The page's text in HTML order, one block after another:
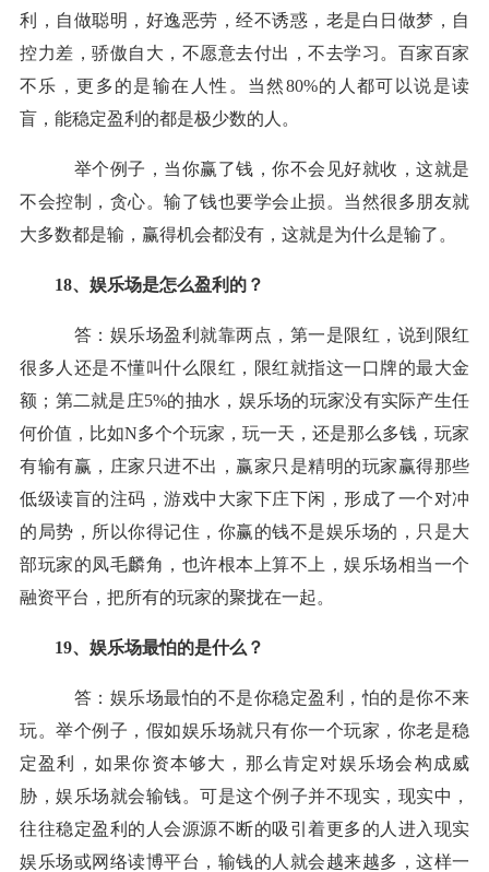
利，自做聪明，好逸恶劳，经不诱惑，老是白日做梦，自
控力差，骄傲自大，不愿意去付出，不去学习。百家百家
不乐，更多的是输在人性。当然80%的人都可以说是读
盲，能稳定盈利 的都是极少数的人。
举个例子，当你赢了钱，你不会见好就收，这就是
不会控制，贪心。 输了钱也要学会止损。当然很多朋友就
大多数都是输 ， 赢得机会都没有，这就是为什么是输了。
18、 娱乐场是怎么盈利的？
答： 娱乐场盈利就靠两点，第一是限红，说到限红
很多人还是不懂叫什么限红，限红就指这一口牌的最大金
额；第二就是庄5%的抽水， 娱乐场的玩家没有实际产生任
何价值，比如N多个个玩家，玩一天，还是那么多钱，玩家
有输有赢 ，庄家只进不出， 赢家只是精明的玩家赢得那些
低级读盲的注码，游戏中大家下庄下闲，形成了一个对冲
的局势，所以你得记住，你赢的钱不是娱乐场的，只是大
部玩家的凤毛麟角，也许根本上算不上， 娱乐场相当一个
融资平台，把所有的玩家的聚拢在一起。
19、 娱乐场最怕的是什么？
答： 娱乐场最怕的不是你稳定盈利
，怕的是你不来
玩。举个例子，假如娱乐场就只有你一个玩家，你老是稳
定盈利
，如果你资本够大，那么肯定对娱乐场会构成威
胁， 娱乐场就会输钱。可是这个例子并不现实，现实中，
往往稳定盈利 的人会源源不断的吸引着更多的人进入现实
娱乐场或网络读博平台， 输钱的人就会越来越多，这样一